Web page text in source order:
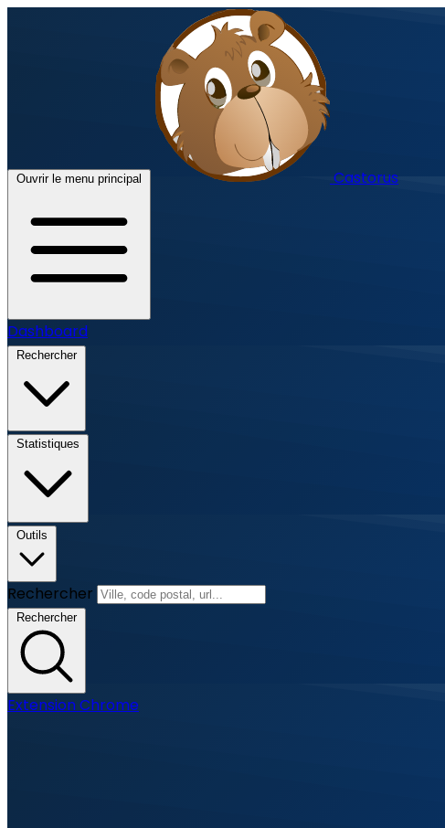
Ouvrir le menu principal Castorus
Dashboard
Rechercher
Statistiques
Outils
Rechercher
Rechercher
Extension Chrome